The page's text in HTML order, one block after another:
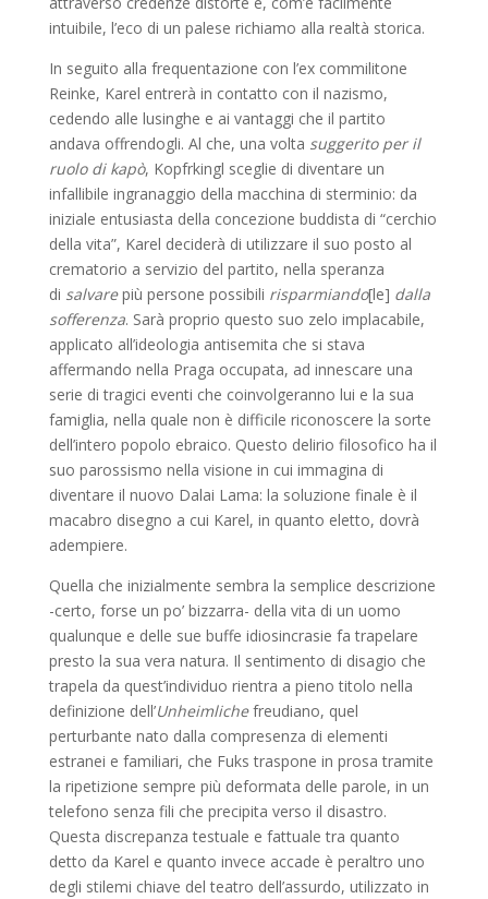
intuibile, l’eco di un palese richiamo alla realtà storica.
In seguito alla frequentazione con l’ex commilitone
Reinke, Karel entrerà in contatto con il nazismo,
cedendo alle lusinghe e ai vantaggi che il partito
andava offrendogli. Al che, una volta suggerito per il
ruolo di kapò, Kopfrkingl sceglie di diventare un
infallibile ingranaggio della macchina di sterminio: da
iniziale entusiasta della concezione buddista di “cerchio
della vita”, Karel deciderà di utilizzare il suo posto al
crematorio a servizio del partito, nella speranza
di salvarepiù persone possibili risparmiando[le] dalla
sofferenza. Sarà proprio questo suo zelo implacabile,
applicato all’ideologia antisemita che si stava
affermando nella Praga occupata, ad innescare una
serie di tragici eventi che coinvolgeranno lui e la sua
famiglia, nella quale non è difficile riconoscere la sorte
dell’intero popolo ebraico. Questo delirio filosofico ha il
suo parossismo nella visione in cui immagina di
diventare il nuovo Dalai Lama: la soluzione finale è il
macabro disegno a cui Karel, in quanto eletto, dovrà
adempiere.
Quella che inizialmente sembra la semplice descrizione
-certo, forse un po’ bizzarra- della vita di un uomo
qualunque e delle sue buffe idiosincrasie fa trapelare
presto la sua vera natura. Il sentimento di disagio che
trapela da quest’individuo rientra a pieno titolo nella
definizione dell’Unheimlichefreudiano, quel
perturbante nato dalla compresenza di elementi
estranei e familiari, che Fuks traspone in prosa tramite
la ripetizione sempre più deformata delle parole, in un
telefono senza fili che precipita verso il disastro.
Questa discrepanza testuale e fattuale tra quanto
detto da Karel e quanto invece accade è peraltro uno
degli stilemi chiave del teatro dell’assurdo, utilizzato in